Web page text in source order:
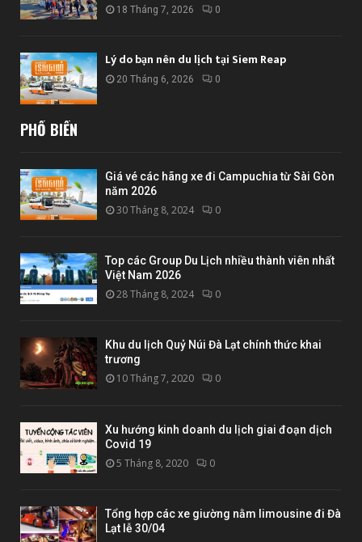
18 Tháng 7, 2026 0
Lý do bạn nên du lịch tại Siem Reap
20 Tháng 6, 2026 0
PHỔ BIẾN
Giá vé các hãng xe đi Campuchia từ Sài Gòn
năm 2026
30 Tháng 8, 2024 0
Top các Group Du Lịch nhiều thành viên nhất
Việt Nam 2026
28 Tháng 8, 2024 0
Khu du lịch Quỷ Núi Đà Lạt chính thức khai
trương
10 Tháng 7, 2020 0
Xu hướng kinh doanh du lịch giai đoạn dịch
Covid 19
5 Tháng 8, 2020 0
Tổng hợp các xe giường nằm limousine đi Đà
Lạt lễ 30/04